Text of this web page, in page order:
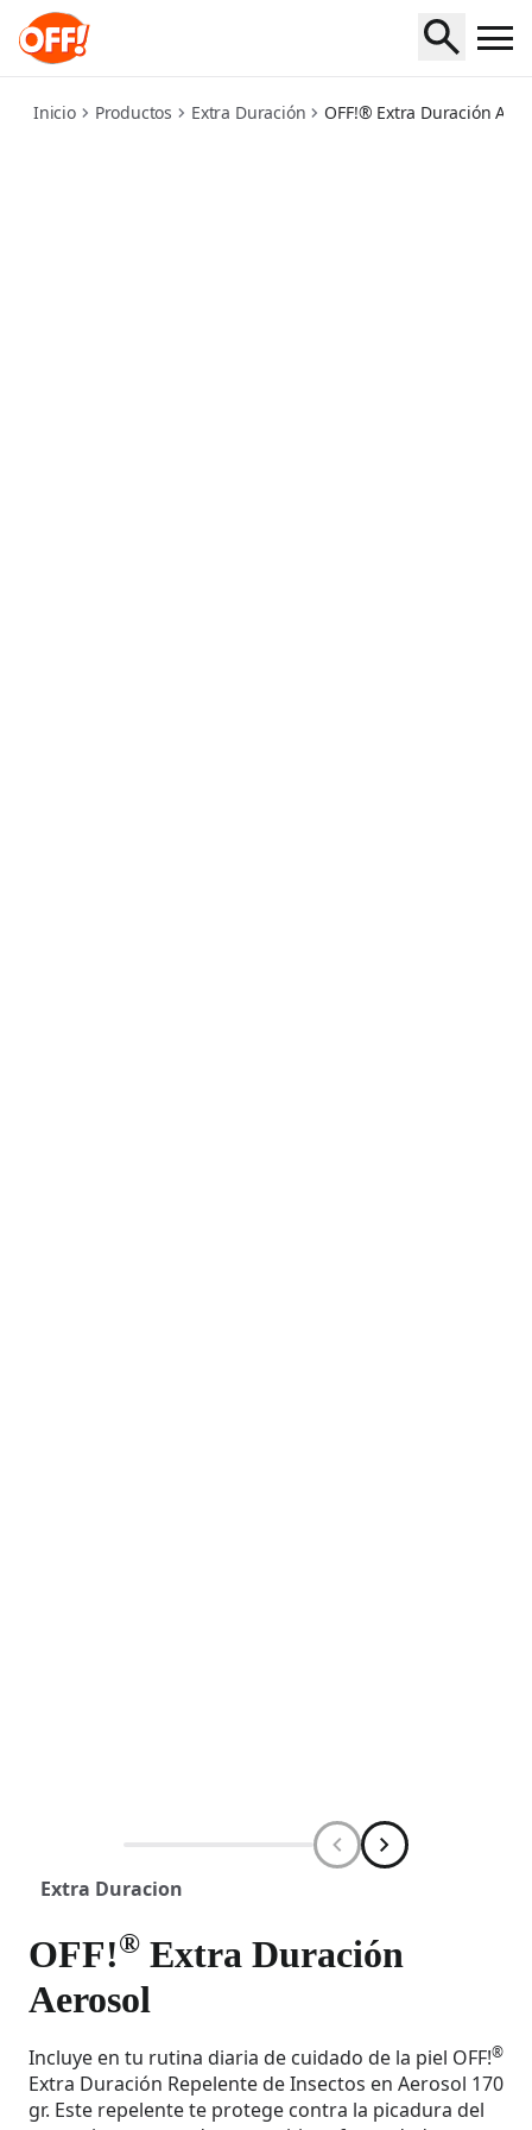
aerosol
Inicio Productos Extra Duración OFF!® Extra Duración
Extra Duracion
OFF!® Extra Duración
Aerosol
Incluye en tu rutina diaria de cuidado de la piel OFF!®
Extra Duración Repelente de Insectos en Aerosol 170
gr. Este repelente te protege contra la picadura del